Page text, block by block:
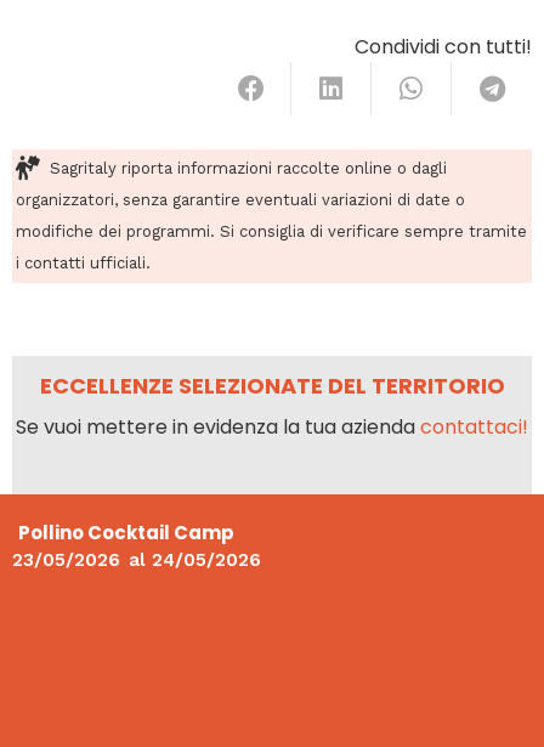
Condividi con tutti!
Sagritaly riporta informazioni raccolte online o dagli
organizzatori, senza garantire eventuali variazioni di date o
modifiche dei programmi. Si consiglia di verificare sempre tramite
i contatti ufficiali.
ECCELLENZE SELEZIONATE DEL TERRITORIO
Se vuoi mettere in evidenza la tua aziendacontattaci!
Pollino Cocktail Camp
23/05/2026 al 24/05/2026